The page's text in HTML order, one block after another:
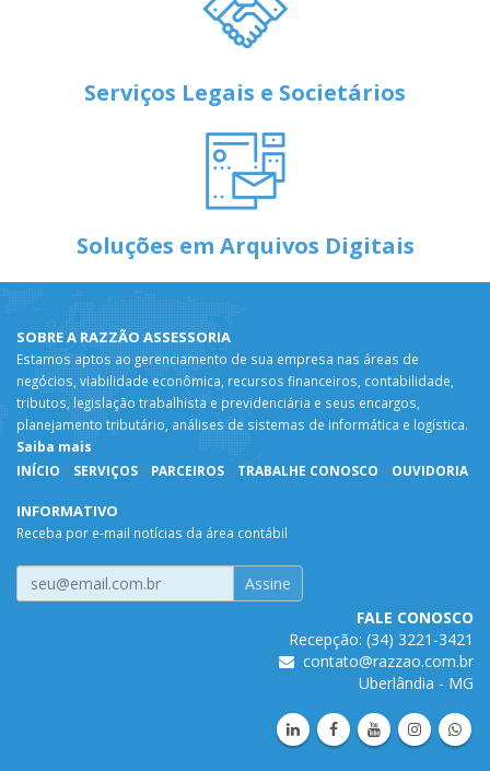
Serviços Legais e Societários
Soluções em Arquivos Digitais
SOBRE A RAZZÃO ASSESSORIA
Estamos aptos ao gerenciamento de sua empresa nas áreas de
negócios, viabilidade econômica, recursos financeiros, contabilidade,
tributos, legislação trabalhista e previdenciária e seus encargos,
planejamento tributário, análises de sistemas de informática e logística.
Saiba mais
INÍCIO
SERVIÇOS PARCEIROS TRABALHE CONOSCO OUVIDORIA
INFORMATIVO
Receba por e-mail notícias da área contábil
FALE CONOSCO
Recepção: (34) 3221-3421
contato@razzao.com.br
Uberlândia - MG